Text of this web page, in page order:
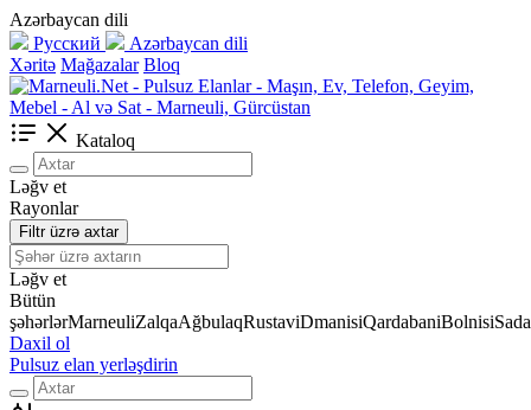
Azərbaycan dili
Русский
Azərbaycan dili
Xəritə Mağazalar Bloq
Kataloq
Ləğv et
Rayonlar
Filtr üzrə axtar
Ləğv et
Bütün
şəhərlərMarneuliZalqaAğbulaqRustaviDmanisiQardabaniBolnisi
Daxil ol
Pulsuz elan yerləşdirin